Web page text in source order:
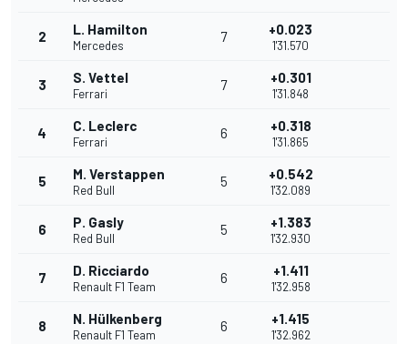
2 L. Hamilton
Mercedes
7 +0.023
1'31.570
3 S. Vettel
Ferrari
7 +0.301
1'31.848
4 C. Leclerc
Ferrari
6 +0.318
1'31.865
5 M. Verstappen
Red Bull
5 +0.542
1'32.089
6 P. Gasly
Red Bull
5 +1.383
1'32.930
7 D. Ricciardo
Renault F1 Team
6 +1.411
1'32.958
8 N. Hülkenberg
Renault F1 Team
6 +1.415
1'32.962